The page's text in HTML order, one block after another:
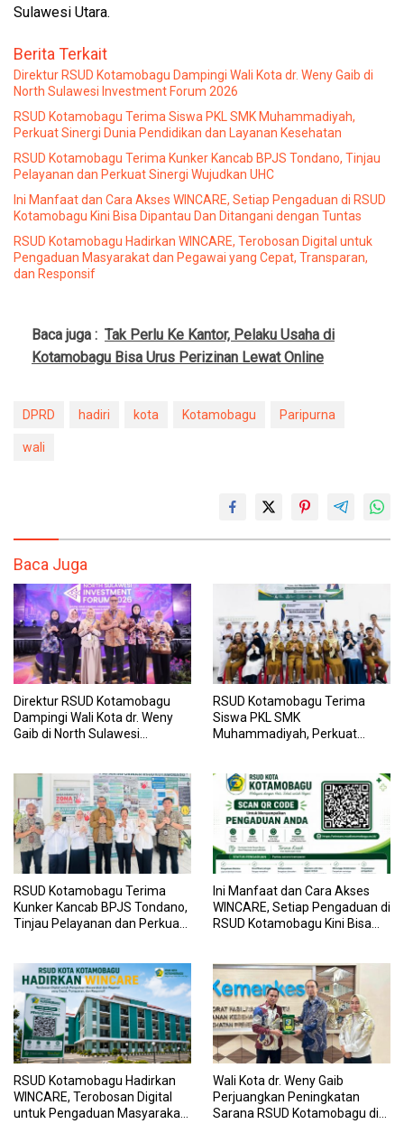
Sulawesi Utara.
Berita Terkait
Direktur RSUD Kotamobagu Dampingi Wali Kota dr. Weny Gaib di
North Sulawesi Investment Forum 2026
RSUD Kotamobagu Terima Siswa PKL SMK Muhammadiyah,
Perkuat Sinergi Dunia Pendidikan dan Layanan Kesehatan
RSUD Kotamobagu Terima Kunker Kancab BPJS Tondano, Tinjau
Pelayanan dan Perkuat Sinergi Wujudkan UHC
Ini Manfaat dan Cara Akses WINCARE, Setiap Pengaduan di RSUD
Kotamobagu Kini Bisa Dipantau Dan Ditangani dengan Tuntas
RSUD Kotamobagu Hadirkan WINCARE, Terobosan Digital untuk
Pengaduan Masyarakat dan Pegawai yang Cepat, Transparan,
dan Responsif
Baca juga : Tak Perlu Ke Kantor, Pelaku Usaha di
Kotamobagu Bisa Urus Perizinan Lewat Online
DPRD hadiri kota Kotamobagu Paripurna
wali
Baca Juga
Direktur RSUD Kotamobagu
Dampingi Wali Kota dr. Weny
Gaib di North Sulawesi
RSUD Kotamobagu Terima
Siswa PKL SMK
Muhammadiyah, Perkuat
RSUD Kotamobagu Terima
Kunker Kancab BPJS Tondano,
Tinjau Pelayanan dan Perkuat
Ini Manfaat dan Cara Akses
WINCARE, Setiap Pengaduan di
RSUD Kotamobagu Kini Bisa
RSUD Kotamobagu Hadirkan
WINCARE, Terobosan Digital
untuk Pengaduan Masyarakat
Wali Kota dr. Weny Gaib
Perjuangkan Peningkatan
Sarana RSUD Kotamobagu di